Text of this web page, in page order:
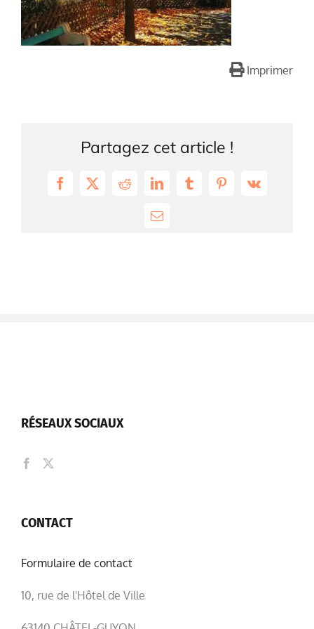
Imprimer
Partagez cet article !
Facebook
X RedditLinkedInTumblrPinterest
Vk
Email
RÉSEAUX SOCIAUX
CONTACT
Formulaire de contact
10, rue de l'Hôtel de Ville